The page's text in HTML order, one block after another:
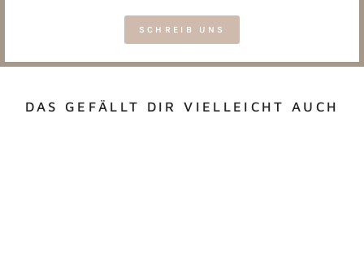
SCHREIB UNS
DAS GEFÄLLT DIR VIELLEICHT AUCH